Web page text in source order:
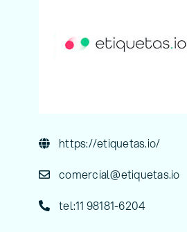
https://etiquetas.io/
comercial@etiquetas.io
tel:11 98181-6204